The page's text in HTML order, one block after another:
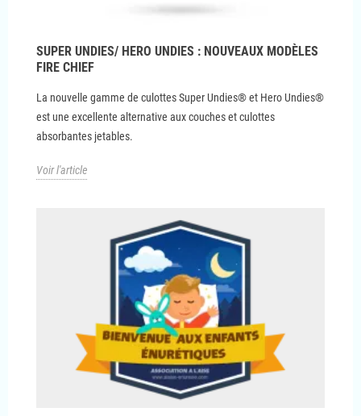
SUPER UNDIES/ HERO UNDIES : NOUVEAUX MODÈLES
FIRE CHIEF
La nouvelle gamme de culottes Super Undies® et Hero Undies®
est une excellente alternative aux couches et culottes
absorbantes jetables.
Voir l'article